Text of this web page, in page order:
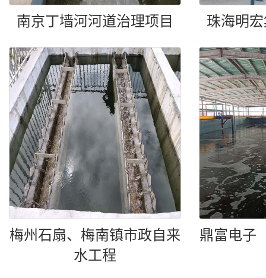
南京丁墙河河道治理项目 珠海明
梅州石扇、梅南镇市政自来
水工程
鼎富电子